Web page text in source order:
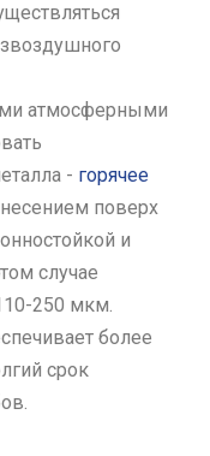
атмосферными
- горячее
поверх
и
случае
250 мкм.
более
срок